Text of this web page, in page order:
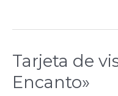
Tarjeta de
Encanto»
Tarjeta
de
visita